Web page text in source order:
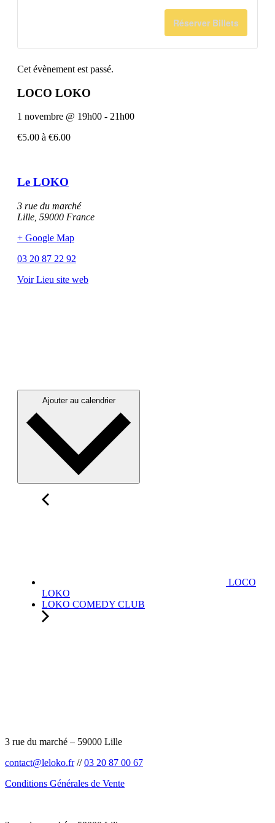
pour
Entrée
pour
quantité
de
billets
Réserver Billets
Cet évènement est passé.
LOCO LOKO
1 novembre @ 19h00 - 21h00
€5.00 à €6.00
Le LOKO
3 rue du marché
Lille 59000 France
+ Google Map
03 20 87 22 92
Voir Lieu site web
Ajouter au calendrier
LOCO
LOKO
LOKO COMEDY CLUB
3 rue du marché – 59000 Lille
contact@leloko.fr//03 20 87 00 67
Conditions Générales de Vente